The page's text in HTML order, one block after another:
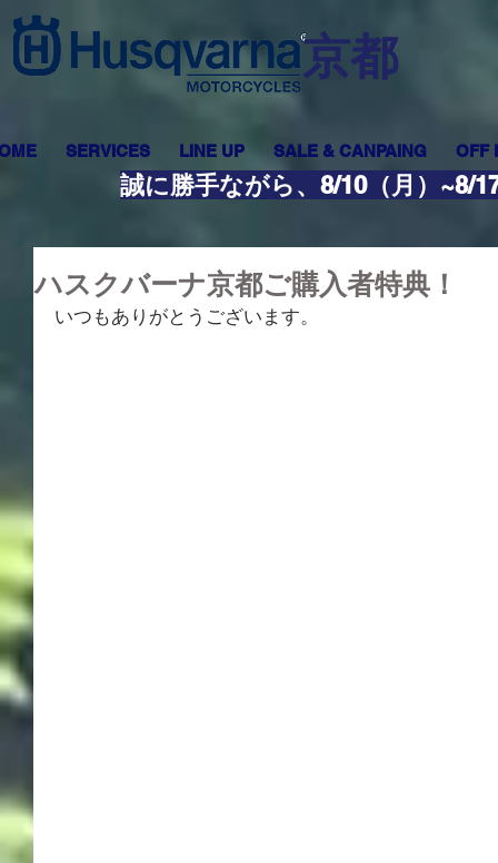
​京都
SERVICES LINE UP SALE & CANPAING OFF
誠に勝手ながら、8/10（月）~8/
ハスクバーナ京都ご購入者特典！
いつもありがとうございます。